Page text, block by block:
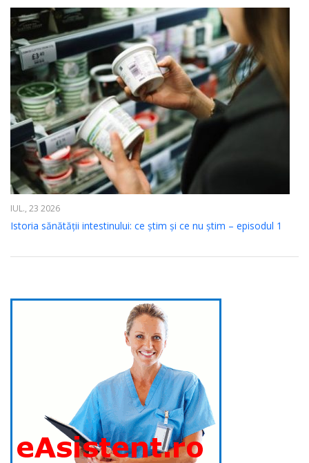
IUL., 23 2026
Istoria sănătății intestinului: ce știm și ce nu știm – episodul 1